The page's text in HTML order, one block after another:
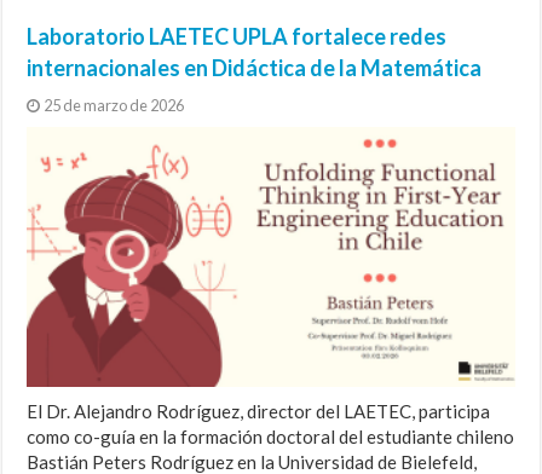
Laboratorio LAETEC UPLA fortalece redes
internacionales en Didáctica de la Matemática
25 de marzo de 2026
El Dr. Alejandro Rodríguez, director del LAETEC, participa
como co-guía en la formación doctoral del estudiante chileno
Bastián Peters Rodríguez en la Universidad de Bielefeld,